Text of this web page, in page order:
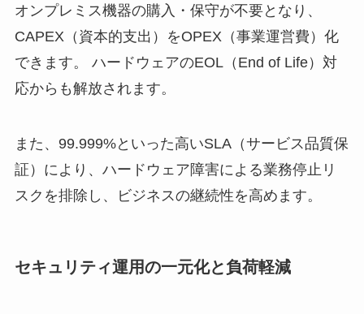
オンプレミス機器の購入・保守が不要となり、
CAPEX（資本的支出）をOPEX（事業運営費）化
できます。 ハードウェアのEOL（End of Life）対
応からも解放されます。
また、99.999%といった高いSLA（サービス品質保
証）により、ハードウェア障害による業務停止リ
スクを排除し、ビジネスの継続性を高めます。
セキュリティ運用の一元化と負荷軽減